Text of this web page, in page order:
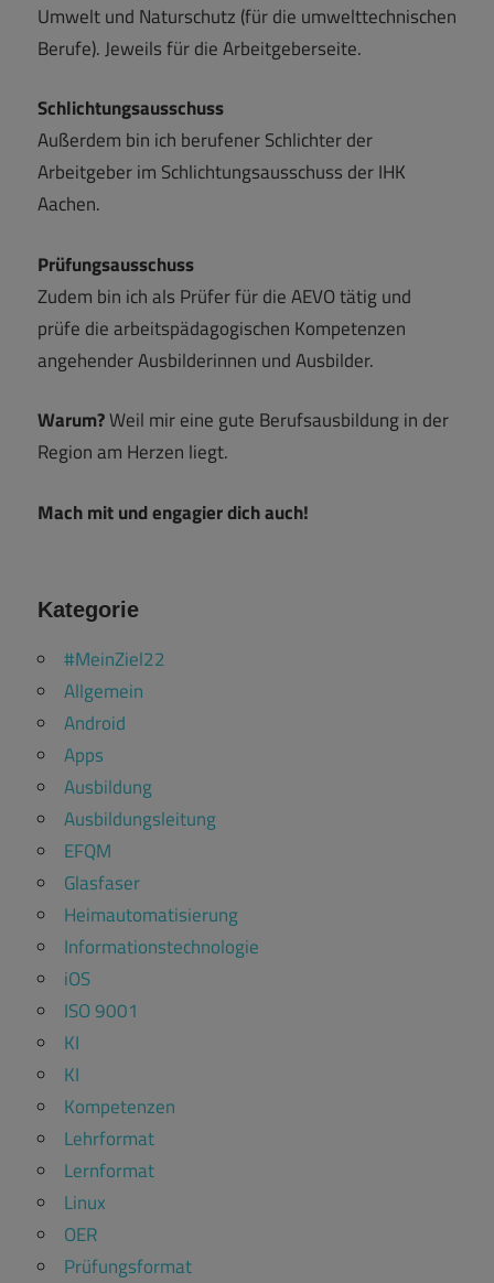
Umwelt und Naturschutz (für die umwelttechnischen
Berufe). Jeweils für die Arbeitgeberseite.
Schlichtungsausschuss
Außerdem bin ich berufener Schlichter der
Arbeitgeber im Schlichtungsausschuss der IHK
Aachen.
Prüfungsausschuss
Zudem bin ich als Prüfer für die AEVO tätig und
prüfe die arbeitspädagogischen Kompetenzen
angehender Ausbilderinnen und Ausbilder.
Warum?Weil mir eine gute Berufsausbildung in der
Region am Herzen liegt.
Mach mit und engagier dich auch!
Kategorie
#MeinZiel22
Allgemein
Android
Apps
Ausbildung
Ausbildungsleitung
EFQM
Glasfaser
Heimautomatisierung
Informationstechnologie
iOS
ISO 9001
KI
KI
Kompetenzen
Lehrformat
Lernformat
Linux
OER
Prüfungsformat